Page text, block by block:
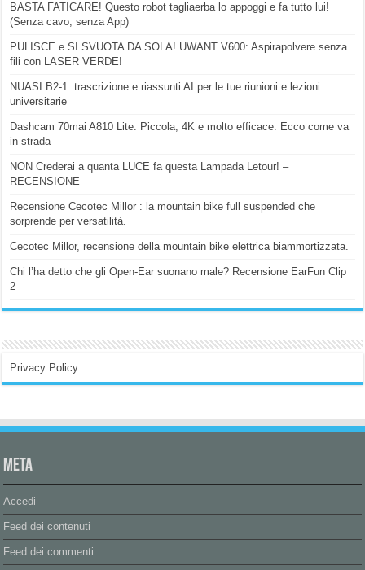
BASTA FATICARE! Questo robot tagliaerba lo appoggi e fa tutto lui!
(Senza cavo, senza App)
PULISCE e SI SVUOTA DA SOLA! UWANT V600: Aspirapolvere senza
fili con LASER VERDE!
NUASI B2-1: trascrizione e riassunti AI per le tue riunioni e lezioni
universitarie
Dashcam 70mai A810 Lite: Piccola, 4K e molto efficace. Ecco come va
in strada
NON Crederai a quanta LUCE fa questa Lampada Letour! –
RECENSIONE
Recensione Cecotec Millor : la mountain bike full suspended che
sorprende per versatilità.
Cecotec Millor, recensione della mountain bike elettrica biammortizzata.
Chi l’ha detto che gli Open-Ear suonano male? Recensione EarFun Clip
2
Privacy Policy
Meta
Accedi
Feed dei contenuti
Feed dei commenti